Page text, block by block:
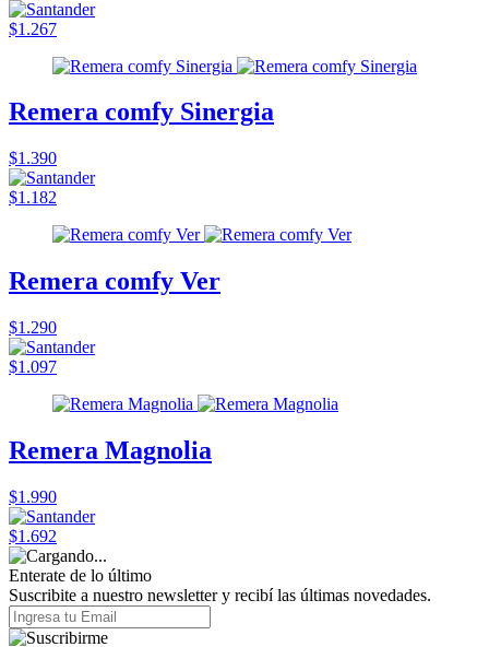
$1.267
Remera comfy Sinergia
$1.390
$1.182
Remera comfy Ver
$1.290
$1.097
Remera Magnolia
$1.990
$1.692
Enterate de lo último
Suscribite a nuestro newsletter y recibí las últimas novedades.